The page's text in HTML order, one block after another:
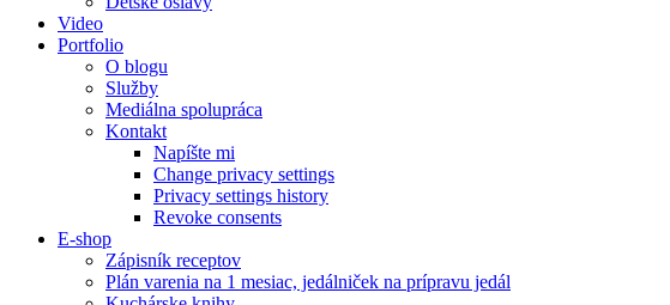
Video
Portfolio
O blogu
Služby
Mediálna spolupráca
Kontakt
Napíšte mi
Change privacy settings
Privacy settings history
Revoke consents
E-shop
Zápisník receptov
Plán varenia na 1 mesiac, jedálniček na prípravu jedál